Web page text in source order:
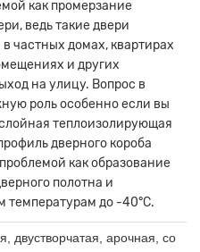
как промерзание
ведь такие двери
частных домах, квартирах
и других
на улицу. Вопрос в
роль особенно если вы
теплоизолирующая
дверного короба
как образование
полотна и
температурам до -40°С.
двустворчатая, арочная, со